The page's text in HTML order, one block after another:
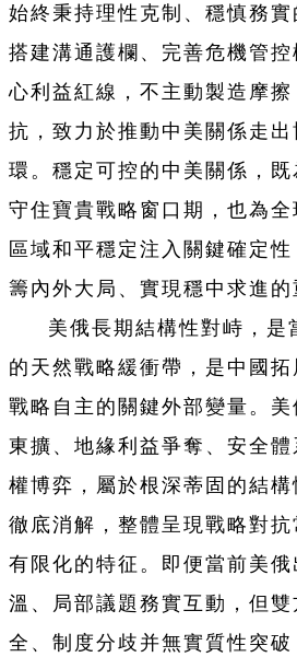
始終秉持理性克制、穩慎務
搭建溝通護欄、完善危機管
心利益紅線，不主動製造摩
抗，致力於推動中美關係走
環。穩定可控的中美關係，
守住寶貴戰略窗口期，也為
區域和平穩定注入關鍵確定
籌內外大局、實現穩中求進的
美俄長期結構性對峙，是
的天然戰略緩衝帶，是中國
戰略自主的關鍵外部變量。
東擴、地緣利益爭奪、安全
權博弈，屬於根深蒂固的結
徹底消解，整體呈現戰略對
有限化的特征。即便當前美
溫、局部議題務實互動，但
全、制度分歧并無實質性突